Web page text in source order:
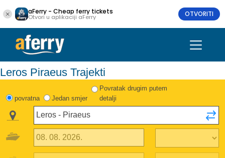
aFerry - Cheap ferry tickets
Otvori u aplikaciji aFerry OTVORITI
Leros Piraeus Trajekti
povratna Jedan smjer
Povratak drugim putem
detalji